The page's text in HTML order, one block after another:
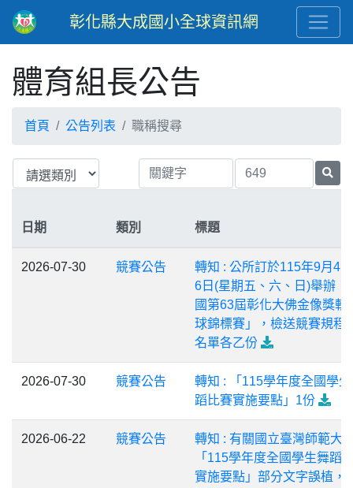
彰化縣大成國小全球資訊網
體育組長公告
首頁 公告列表 職稱搜尋
日期 類別 標題
2026-07-30 競賽公告
轉知 : 公所訂於115年9月4
6日(星期五、六、日)舉辦「
國第63屆彰化大佛金像獎軟
球錦標賽」，檢送競賽規程
名單各乙份
2026-07-30 競賽公告
轉知 : 「115學年度全國學
蹈比賽實施要點」1份
2026-06-22 競賽公告
轉知 : 有關國立臺灣師範大
「115學年度全國學生舞蹈
實施要點」部分文字誤植，